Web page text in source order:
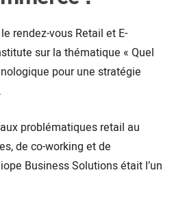
rendez-vous Retail et E-
sur la thématique « Quel
pour une stratégie
problématiques retail au
de co-working et de
Business Solutions était l’un